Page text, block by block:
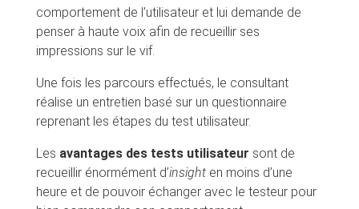
comportement de l’utilisateur et lui demande de
penser à haute voix afin de recueillir ses
impressions sur le vif.
Une fois les parcours effectués, le consultant
réalise un entretien basé sur un questionnaire
reprenant les étapes du test utilisateur.
Les avantages des tests utilisateur sont de
recueillir énormément d’insighten moins d’une
heure et de pouvoir échanger avec le testeur pour